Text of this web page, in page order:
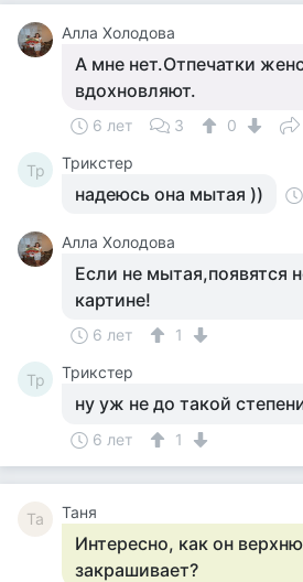
Алла Холодова
А мне нет.Отпечатки
вдохновляют.
6 лет 3 0
Tp Tpикcтep
надеюсь она мытая ))
Алла Холодова
Если не мытая,появятся
картине!
6 лет 1
Tp Tpикcтep
ну уж не до такой
6 лет 1
Та Таня
Интересно, как он
закрашивает?